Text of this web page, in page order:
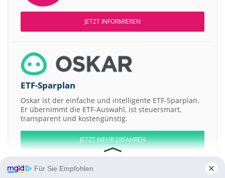
JETZT INFORMIEREN
ETF-Sparplan
Oskar ist der einfache und intelligente ETF-Sparplan.
Er übernimmt die ETF-Auswahl, ist steuersmart,
transparent und kostengünstig.
JETZT MEHR ERFAHREN
Für Sie Empfohlen